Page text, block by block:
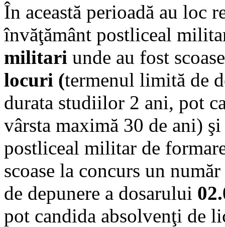
În această perioadă au loc
învăţământ postliceal
militari unde au fost
locuri (termenul limită de
durata studiilor 2 ani, pot
vârsta maximă 30 de ani)
postliceal militar de
scoase la concurs un număr
de depunere a dosarului
pot candida absolvenţi de